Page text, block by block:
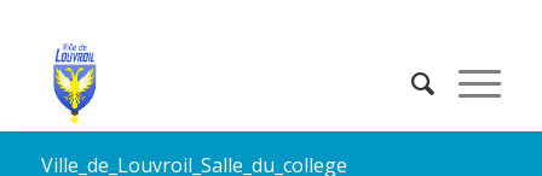
Ville_de_Louvroil_Salle_du_college